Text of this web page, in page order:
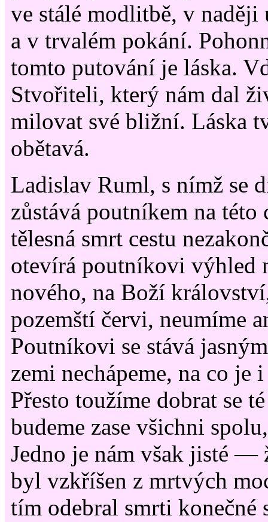
ve stálé modlitbě, v
a v trvalém pokání.
tomto putování je láska.
Stvořiteli, který nám dal
milovat své bližní. Láska
obětavá.
Ladislav Ruml, s nímž se
zůstává poutníkem na této
tělesná smrt cestu
otevírá poutníkovi výhled
nového, na Boží
pozemští červi, neumíme
Poutníkovi se stává
zemi nechápeme, na co je
Přesto toužíme dobrat se
budeme zase všichni
Jedno je nám však jisté —
byl vzkříšen z mrtvých
tím odebral smrti konečné